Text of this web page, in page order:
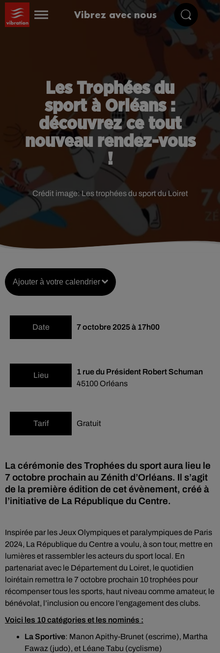
Vibrez avec nous
Les Trophées du
sport à Orléans :
découvrez ce tout
nouveau rendez-vous
!
Crédit image: Les trophées du sport du Loiret
Ajouter à votre calendrier
Date 7 octobre 2025 à 17h00
Lieu
1 rue du Président Robert Schuman
45100 Orléans
Tarif Gratuit
La cérémonie des Trophées du sport aura lieu le
7 octobre prochain au Zénith d’Orléans. Il s’agit
de la première édition de cet évènement, créé à
l’initiative de La République du Centre.
Inspirée par les Jeux Olympiques et paralympiques de Paris
2024, La République du Centre a voulu, à son tour, mettre en
lumières et rassembler les acteurs du sport local. En
partenariat avec le Département du Loiret, le quotidien
loirétain remettra le 7 octobre prochain 10 trophées pour
récompenser tous les sports, haut niveau comme amateur, le
bénévolat, l’inclusion ou encore l’engagement des clubs.
Voici les 10 catégories et les nominés :
La Sportive: Manon Apithy-Brunet (escrime), Martha
Fawaz (judo), et Léane Tabu (cyclisme)